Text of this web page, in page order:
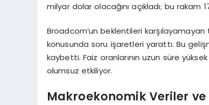
milyar dolar olacağını açıkladı; bu rakam
Broadcom’un beklentileri
konusunda soru işaretleri yarattı. Bu
kaybetti. Faiz oranlarının uzun süre
olumsuz etkiliyor.
Makroekonomik Veriler ve